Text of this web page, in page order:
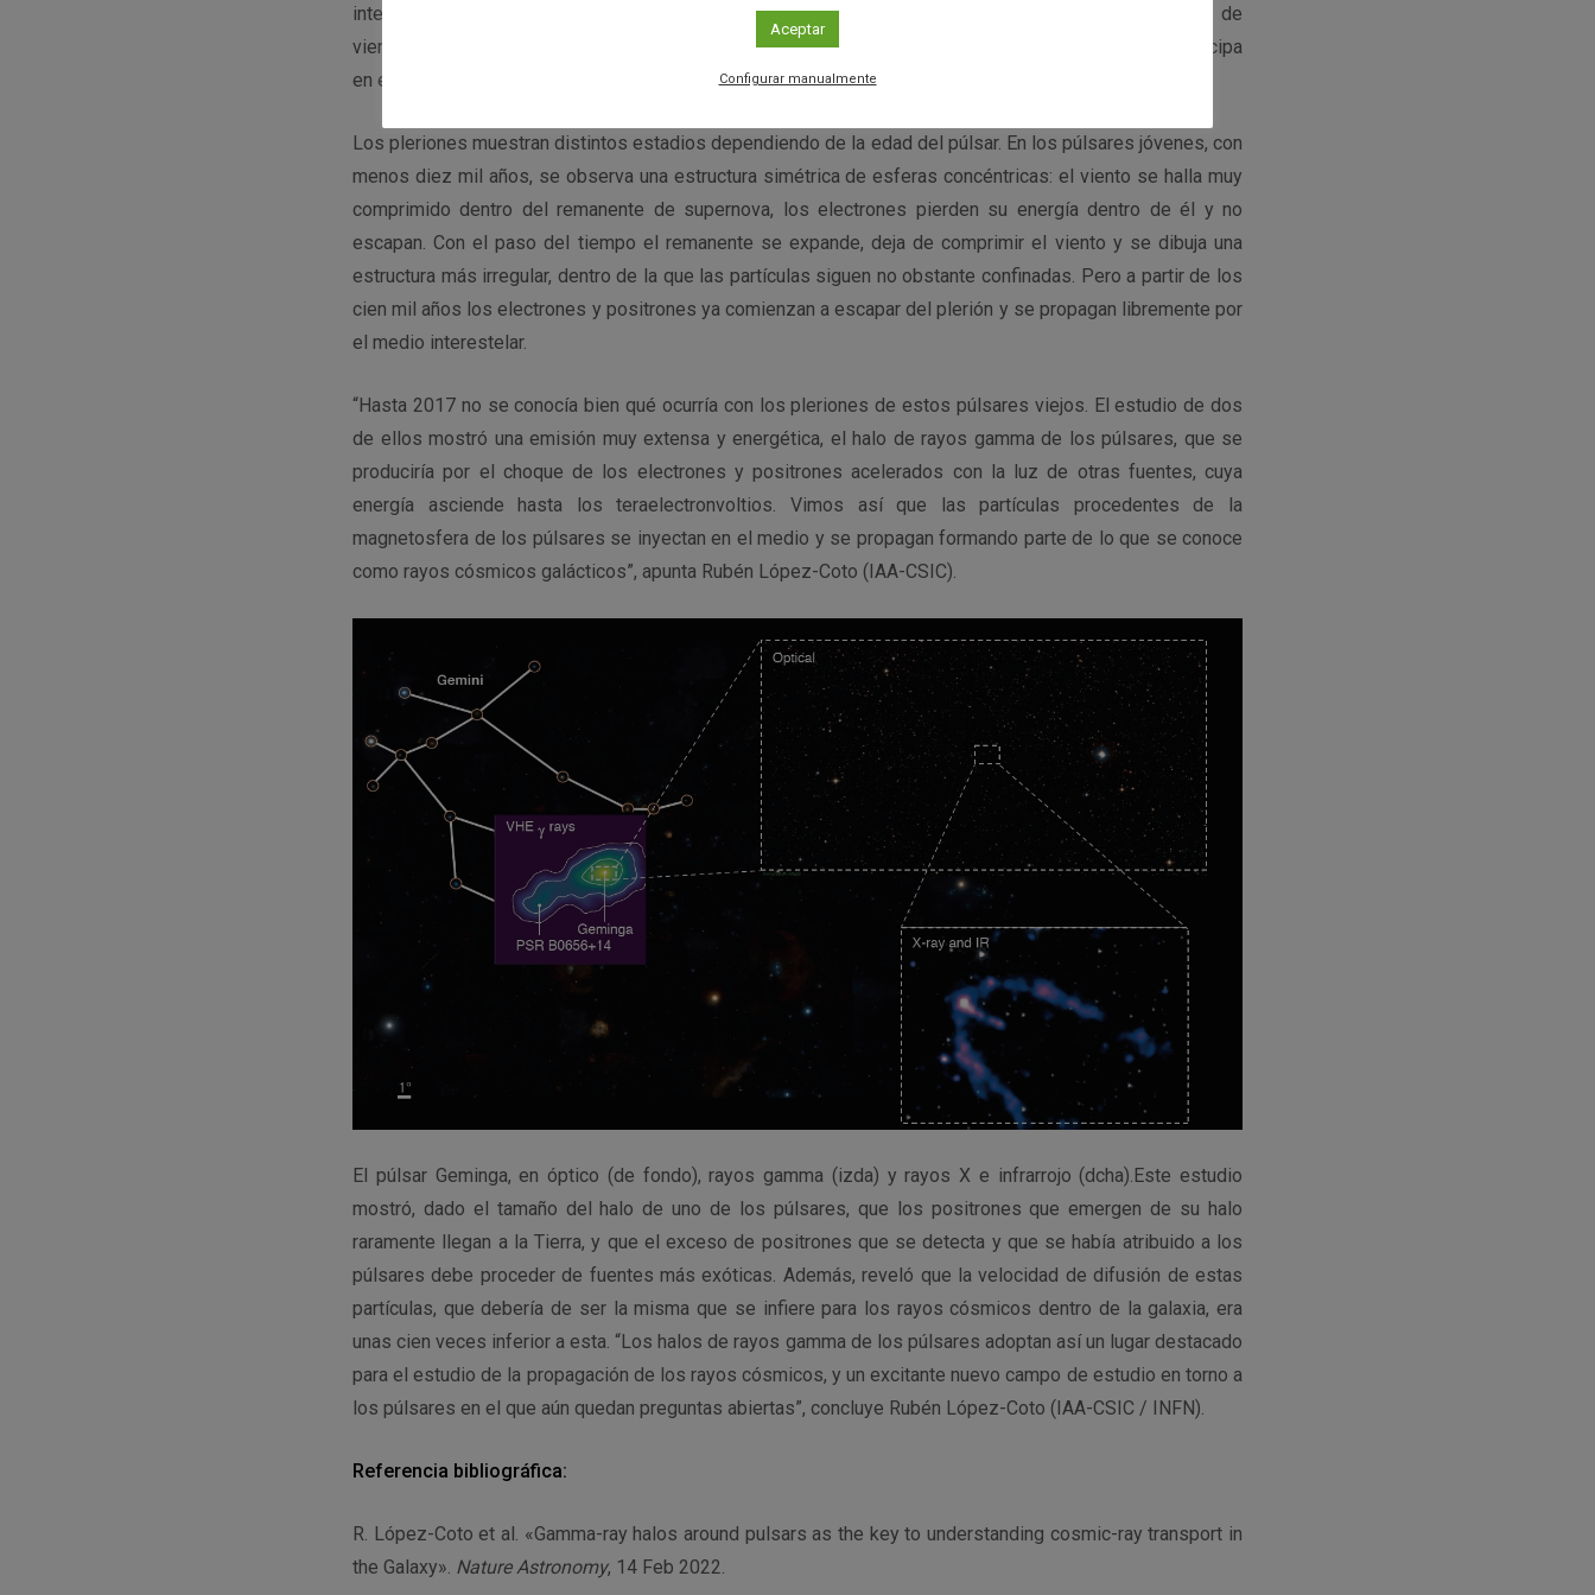
interacciona con él; las partículas se aceleran aún más y forman lo que conocemos como nebulosa de
viento del púlsar o plerión”, señala Emma de Oña Wilhelmi, investigadora del DESY (Alemania) que participa
en el trabajo.
Los pleriones muestran distintos estadios dependiendo de la edad del púlsar. En los púlsares jóvenes, con
menos diez mil años, se observa una estructura simétrica de esferas concéntricas: el viento se halla muy
comprimido dentro del remanente de supernova, los electrones pierden su energía dentro de él y no
escapan. Con el paso del tiempo el remanente se expande, deja de comprimir el viento y se dibuja una
estructura más irregular, dentro de la que las partículas siguen no obstante confinadas. Pero a partir de los
cien mil años los electrones y positrones ya comienzan a escapar del plerión y se propagan libremente por
el medio interestelar.
“Hasta 2017 no se conocía bien qué ocurría con los pleriones de estos púlsares viejos. El estudio de dos
de ellos mostró una emisión muy extensa y energética, el halo de rayos gamma de los púlsares, que se
produciría por el choque de los electrones y positrones acelerados con la luz de otras fuentes, cuya
energía asciende hasta los teraelectronvoltios. Vimos así que las partículas procedentes de la
magnetosfera de los púlsares se inyectan en el medio y se propagan formando parte de lo que se conoce
como rayos cósmicos galácticos”, apunta Rubén López-Coto (IAA-CSIC).
El púlsar Geminga, en óptico (de fondo), rayos gamma (izda) y rayos X e infrarrojo (dcha).Este estudio
mostró, dado el tamaño del halo de uno de los púlsares, que los positrones que emergen de su halo
raramente llegan a la Tierra, y que el exceso de positrones que se detecta y que se había atribuido a los
púlsares debe proceder de fuentes más exóticas. Además, reveló que la velocidad de difusión de estas
partículas, que debería de ser la misma que se infiere para los rayos cósmicos dentro de la galaxia, era
unas cien veces inferior a esta. “Los halos de rayos gamma de los púlsares adoptan así un lugar destacado
para el estudio de la propagación de los rayos cósmicos, y un excitante nuevo campo de estudio en torno a
los púlsares en el que aún quedan preguntas abiertas”, concluye Rubén López-Coto (IAA-CSIC / INFN).
Referencia bibliográfica:
R. López-Coto et al. «Gamma-ray halos around pulsars as the key to understanding cosmic-ray transport in
the Galaxy». Nature Astronomy, 14 Feb 2022.
Aceptar
Configurar manualmente